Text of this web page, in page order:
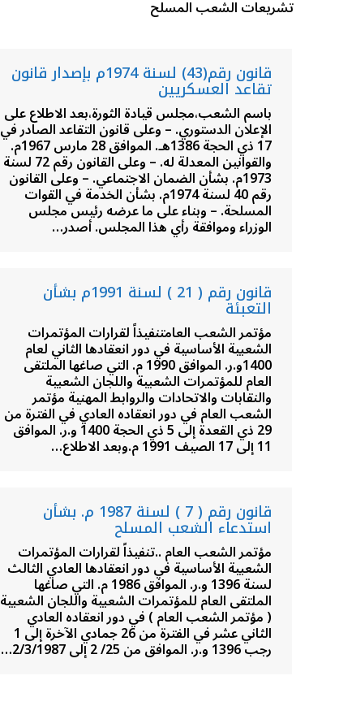
تشريعات الشعب المسلح
قانون رقم(43) لسنة 1974م بإصدار قانون
تقاعد العسكريين
باسم الشعب،مجلس قيادة الثورة،بعد الاطلاع على
الإعلان الدستوري. – وعلى قانون التقاعد الصادر في
17 ذي الحجة 1386هـ. الموافق 28 مارس 1967م.
والقوانين المعدلة له. – وعلى القانون رقم 72 لسنة
1973م. بشأن الضمان الاجتماعي. – وعلى القانون
رقم 40 لسنة 1974م. بشأن الخدمة في القوات
المسلحة. – وبناء على ما عرضه رئيس مجلس
الوزراء وموافقة رأي هذا المجلس. أصدر…
قانون رقم ( 21 ) لسنة 1991م بشأن
التعبئة
مؤتمر الشعب العامتنفيذاً لقرارات المؤتمرات
الشعبية الأساسية في دور انعقادها الثاني لعام
1400و.ر. الموافق 1990 م. التي صاغها الملتقى
العام للمؤتمرات الشعبية واللجان الشعبية
والنقابات والاتحادات والروابط المهنية مؤتمر
الشعب العام في دور انعقاده العادي في الفترة من
29 ذي القعدة إلى 5 ذي الحجة 1400 و.ر. الموافق
11 إلى 17 الصيف 1991 م.وبعد الاطلاع…
قانون رقم ( 7 ) لسنة 1987 م. بشأن
استدعاء الشعب المسلح
مؤتمر الشعب العام ..تنفيذاً لقرارات المؤتمرات
الشعبية الأساسية في دور انعقادها العادي الثالث
لسنة 1396 و.ر. الموافق 1986 م. التي صاغها
الملتقى العام للمؤتمرات الشعبية واللجان الشعبية
( مؤتمر الشعب العام ) في دور انعقاده العادي
الثاني عشر في الفترة من 26 جمادي الآخرة إلى 1
رجب 1396 و.ر. الموافق من 25/ 2 إلى 2/3/1987…